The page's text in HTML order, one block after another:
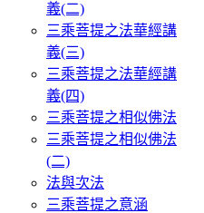
義(二)
三乘菩提之法華經講
義(三)
三乘菩提之法華經講
義(四)
三乘菩提之相似佛法
三乘菩提之相似佛法
(二)
法與次法
三乘菩提之意涵